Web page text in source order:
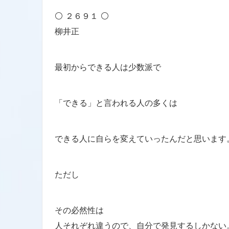
⚪ ２６９１ ⚪
柳井正
最初からできる人は少数派で
「できる」と言われる人の多くは
できる人に自らを変えていったんだと思います
ただし
その必然性は
人それぞれ違うので、自分で発見するしかない